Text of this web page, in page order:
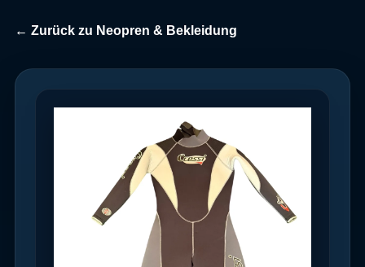
← Zurück zu Neopren & Bekleidung